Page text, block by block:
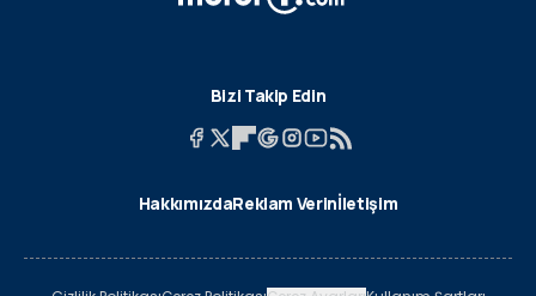
Bizi Takip Edin
HakkımızdaReklam Verinİletişim